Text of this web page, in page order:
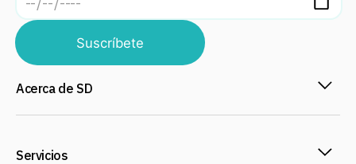
Suscríbete
Acerca de SD
Servicios